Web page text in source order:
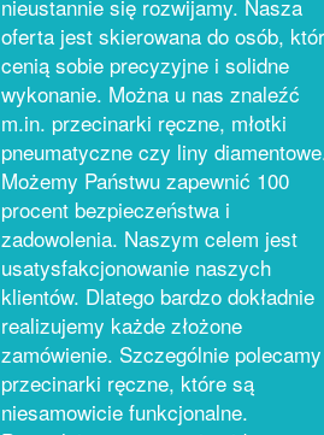
nieustannie się rozwijamy. Nasza
oferta jest skierowana do osób,
cenią sobie precyzyjne i solidne
wykonanie. Można u nas znaleźć
m.in. przecinarki ręczne, młotki
pneumatyczne czy liny
Możemy Państwu zapewnić 100
procent bezpieczeństwa i
zadowolenia. Naszym celem jest
usatysfakcjonowanie naszych
klientów. Dlatego bardzo dokładnie
realizujemy każde złożone
zamówienie. Szczególnie polecamy
przecinarki ręczne, które są
niesamowicie funkcjonalne.